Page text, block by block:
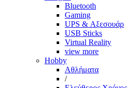
Bluetooth
Gaming
UPS & Αξεσουάρ
USB Sticks
Virtual Reality
view more
Hobby
Αθλήματα
/